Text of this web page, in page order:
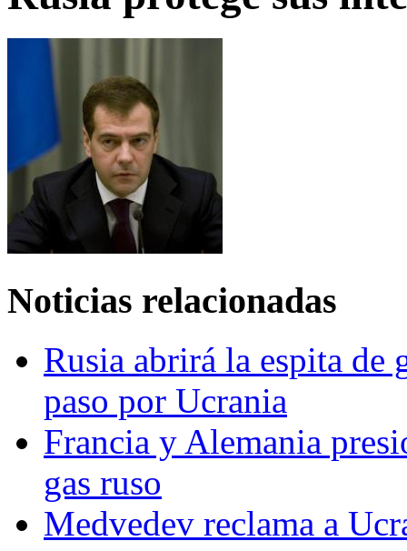
Noticias relacionadas
Rusia abrirá la espita de
paso por Ucrania
Francia y Alemania
gas ruso
Medvedev reclama a